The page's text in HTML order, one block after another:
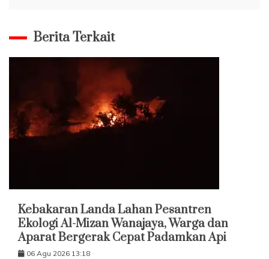
Berita Terkait
Kebakaran Landa Lahan Pesantren
Ekologi Al-Mizan Wanajaya, Warga dan
Aparat Bergerak Cepat Padamkan Api
06 Agu 2026 13:18